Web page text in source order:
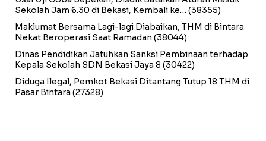
Sekolah Jam 6.30 di Bekasi, Kembali ke… (38355)
Maklumat Bersama Lagi-lagi Diabaikan, THM di Bintara
Nekat Beroperasi Saat Ramadan (38044)
Dinas Pendidikan Jatuhkan Sanksi Pembinaan terhadap
Kepala Sekolah SDN Bekasi Jaya 8 (30422)
Diduga Ilegal, Pemkot Bekasi Ditantang Tutup 18 THM di
Pasar Bintara (27328)